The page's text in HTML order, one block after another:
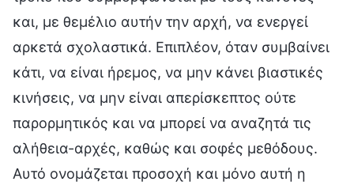
και, με θεμέλιο αυτήν την αρχή, να ενεργεί
αρκετά σχολαστικά. Επιπλέον, όταν συμβαίνει
κάτι, να είναι ήρεμος, να μην κάνει βιαστικές
κινήσεις, να μην είναι απερίσκεπτος ούτε
παρορμητικός και να μπορεί να αναζητά τις
αλήθεια-αρχές, καθώς και σοφές μεθόδους.
Αυτό ονομάζεται προσοχή και μόνο αυτή η